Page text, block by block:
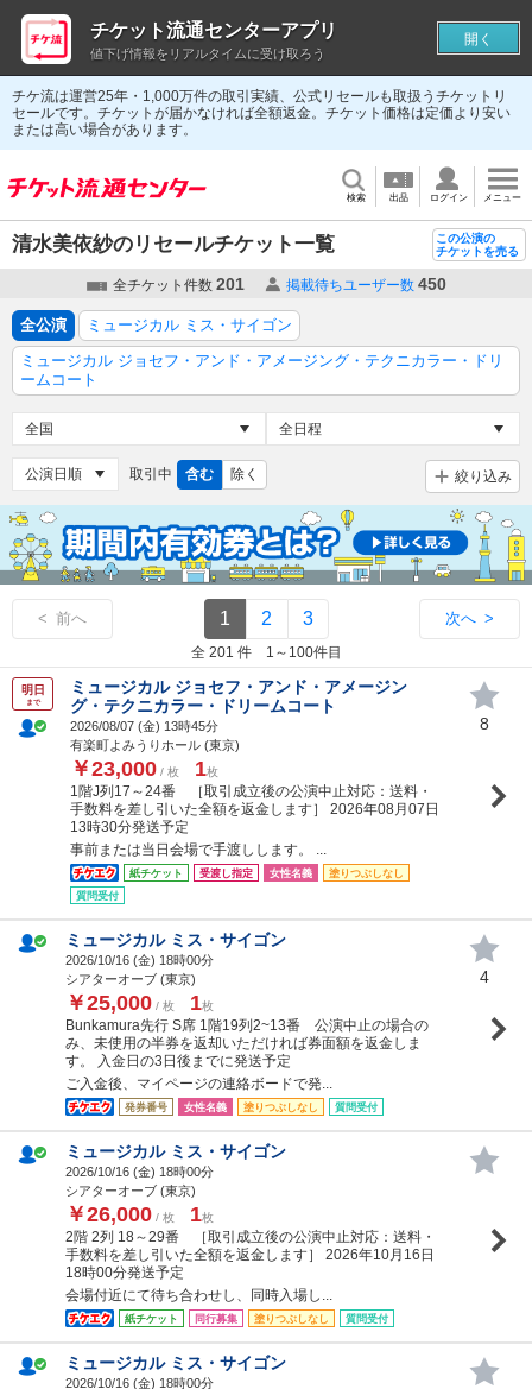
チケ流は運営25年・1,000万件の取引実績、公式リセールも取扱うチケットリ
セールです。チケットが届かなければ全額返金。チケット価格は定価より安い
または高い場合があります。
検索 出品 ログイン メニュー
清水美依紗のリセールチケット一覧
この公演の
チケットを売る
全チケット件数 201 掲載待ちユーザー数 450
全公演
ミュージカル ミス・サイゴン
ミュージカル ジョセフ・アンド・アメージング・テクニカラー・ドリ
ームコート
取引中 含む 除く 絞り込み
< 前へ 1 2 3 次へ >
全 201 件 1～100件目
明日
まで
ミュージカル ジョセフ・アンド・アメージン
グ・テクニカラー・ドリームコート
2026/08/07 (金) 13時45分
有楽町よみうりホール (東京)
￥23,000 / 枚 1枚
1階J列17～24番 ［取引成立後の公演中止対応：送料・
手数料を差し引いた全額を返金します］ 2026年08月07日
13時30分発送予定
事前または当日会場で手渡しします。 ...
紙チケット 受渡し指定 女性名義
塗りつぶしなし
質問受付
8
ミュージカル ミス・サイゴン
2026/10/16 (金) 18時00分
シアターオーブ (東京)
￥25,000 / 枚 1枚
Bunkamura先行 S席 1階19列2~13番 公演中止の場合の
み、未使用の半券を返却いただければ券面額を返金しま
す。 入金日の3日後までに発送予定
ご入金後、マイページの連絡ボードで発...
発券番号 女性名義 塗りつぶしなし 質問受付
4
ミュージカル ミス・サイゴン
2026/10/16 (金) 18時00分
シアターオーブ (東京)
￥26,000 / 枚 1枚
2階 2列 18～29番 ［取引成立後の公演中止対応：送料・
手数料を差し引いた全額を返金します］ 2026年10月16日
18時00分発送予定
会場付近にて待ち合わせし、同時入場し...
紙チケット 同行募集 塗りつぶしなし 質問受付
ミュージカル ミス・サイゴン
2026/10/16 (金) 18時00分
チケット流通センターアプリ
値下げ情報をリアルタイムに受け取ろう
開く